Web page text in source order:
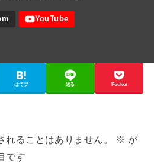
はてブ 送る Pocket
れることはありません。 ※ が
です